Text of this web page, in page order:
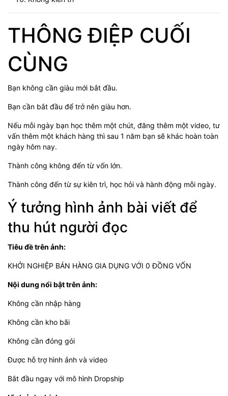
THÔNG ĐIỆP CUỐI
CÙNG
Bạn không cần giàu mới bắt đầu.
Bạn cần bắt đầu để trở nên giàu hơn.
Nếu mỗi ngày bạn học thêm một chút, đăng thêm một video, tư
vấn thêm một khách hàng thì sau 1 năm bạn sẽ khác hoàn toàn
ngày hôm nay.
Thành công không đến từ vốn lớn.
Thành công đến từ sự kiên trì, học hỏi và hành động mỗi ngày.
Ý tưởng hình ảnh bài viết để
thu hút người đọc
Tiêu đề trên ảnh:
KHỞI NGHIỆP BÁN HÀNG GIA DỤNG VỚI 0 ĐỒNG VỐN
Nội dung nổi bật trên ảnh:
Không cần nhập hàng
Không cần kho bãi
Không cần đóng gói
Được hỗ trợ hình ảnh và video
Bắt đầu ngay với mô hình Dropship